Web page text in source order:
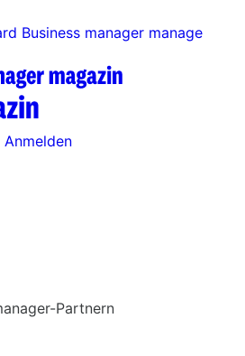
Business manager manage
Anmelden
Partnern